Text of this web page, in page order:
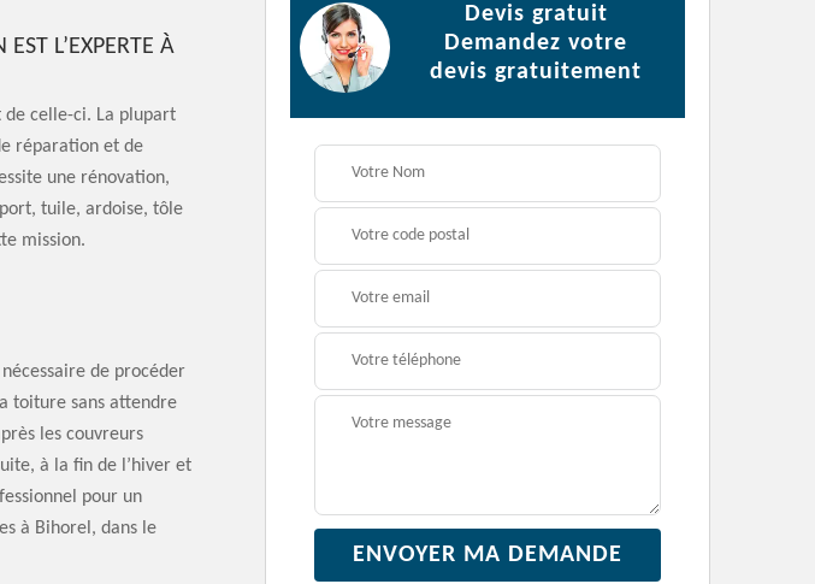
L’EXPERTE À
de celle-ci. La plupart
réparation et de
une rénovation,
tuile, ardoise, tôle
mission.
de procéder
toiture sans attendre
les couvreurs
à la fin de l’hiver et
pour un
à Bihorel, dans le
Devis gratuit
Demandez votre
devis gratuitement